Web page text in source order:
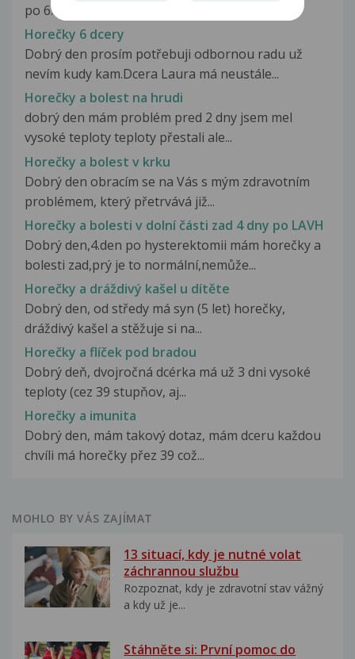
po 6.ti hodinach dostáva panadol...
Horečky 6 dcery
Dobrý den prosím potřebuji odbornou radu už
nevím kudy kam.Dcera Laura má neustále...
Horečky a bolest na hrudi
dobrý den mám problém pred 2 dny jsem mel
vysoké teploty teploty přestali ale...
Horečky a bolest v krku
Dobrý den obracím se na Vás s mým zdravotním
problémem, který přetrvává již...
Horečky a bolesti v dolní části zad 4 dny po LAVH
Dobrý den,4.den po hysterektomii mám horečky a
bolesti zad,prý je to normální,nemůže...
Horečky a dráždivý kašel u dítěte
Dobrý den, od středy má syn (5 let) horečky,
dráždivý kašel a stěžuje si na...
Horečky a flíček pod bradou
Dobrý deň, dvojročná dcérka má už 3 dni vysoké
teploty (cez 39 stupňov, aj...
Horečky a imunita
Dobrý den, mám takový dotaz, mám dceru každou
chvíli má horečky přez 39 což...
MOHLO BY VÁS ZAJÍMAT
13 situací, kdy je nutné volat
záchrannou službu
Rozpoznat, kdy je zdravotní stav vážný
a kdy už je...
Stáhněte si: První pomoc do